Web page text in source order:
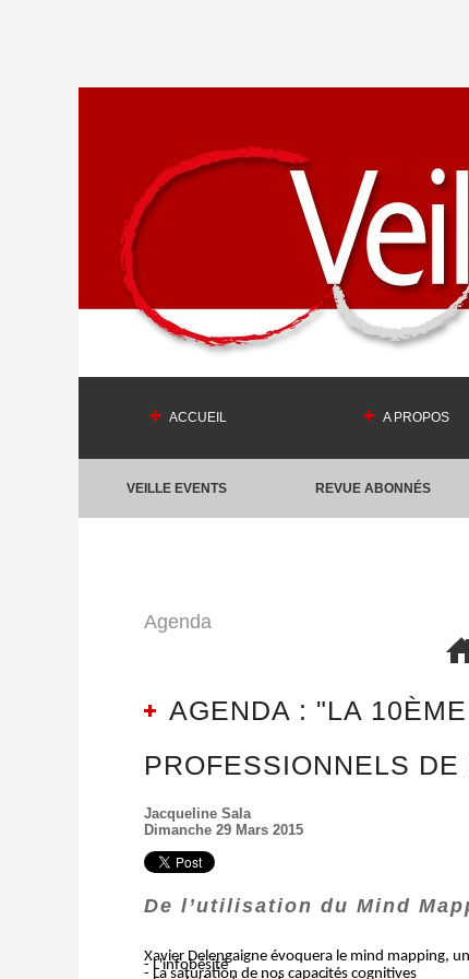
ACCUEIL A PROPOS
VEILLE EVENTS REVUE ABONNÉS
Agenda
AGENDA : "LA
PROFESSIONNELS
Jacqueline Sala
Dimanche 29 Mars 2015
De l’utilisation du Mind
Xavier Delengaigne évoquera le mind mapping,
- L'infobésité
- La saturation de nos capacités cognitives